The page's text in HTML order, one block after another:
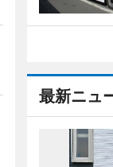
最新ニュ